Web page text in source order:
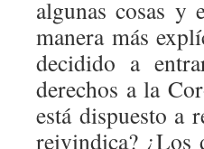
algunas cosas y
manera más
decidido a
derechos a la
está dispuesto a
reivindica? ¿Los